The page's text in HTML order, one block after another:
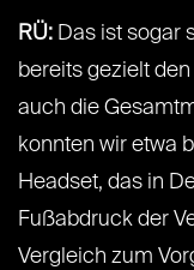
RÜ: Das ist sogar
bereits gezielt
auch die
konnten wir etwa
Headset, das in
Fußabdruck der
Vergleich zum